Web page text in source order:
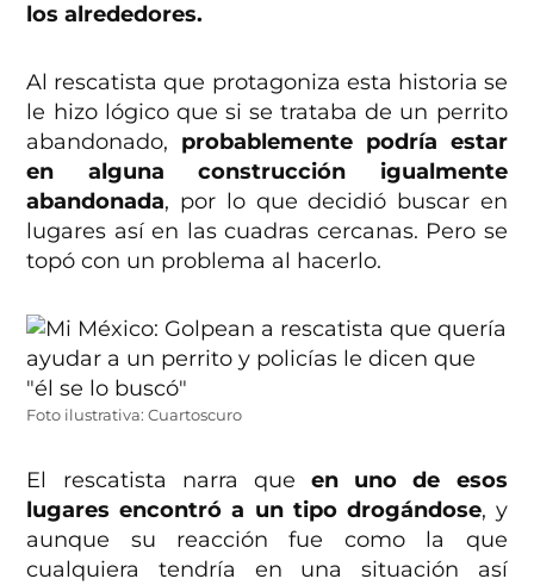
los alrededores.
Al rescatista que protagoniza esta historia se
le hizo lógico que si se trataba de un perrito
abandonado, probablemente podría estar
en alguna construcción igualmente
abandonada, por lo que decidió buscar en
lugares así en las cuadras cercanas. Pero se
topó con un problema al hacerlo.
Foto ilustrativa: Cuartoscuro
El rescatista narra queen uno de esos
lugares encontró a un tipo drogándose, y
aunque su reacción fue como la que
cualquiera tendría en una situación así